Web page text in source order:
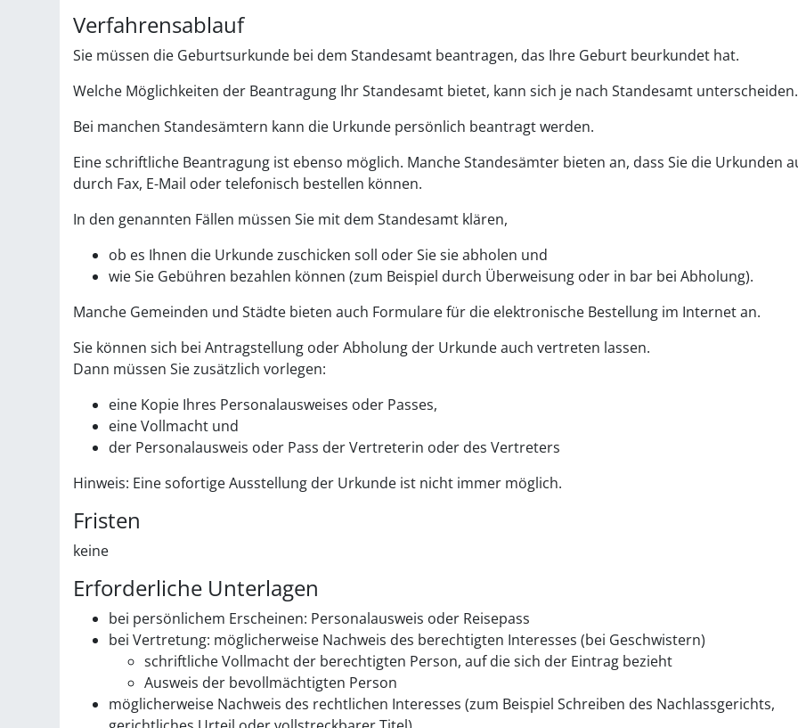
Verfahrensablauf
Sie müssen die Geburtsurkunde bei dem Standesamt beantragen, das Ihre Geburt beurkundet hat.
Welche Möglichkeiten der Beantragung Ihr Standesamt bietet, kann sich je nach Standesamt unterscheiden.
Bei manchen Standesämtern kann die Urkunde persönlich beantragt werden.
Eine schriftliche Beantragung ist ebenso möglich. Manche Standesämter bieten an, dass Sie die Urkunden
durch Fax, E-Mail oder telefonisch bestellen können.
In den genannten Fällen müssen Sie mit dem Standesamt klären,
ob es Ihnen die Urkunde zuschicken soll oder Sie sie abholen und
wie Sie Gebühren bezahlen können (zum Beispiel durch Überweisung oder in bar bei Abholung).
Manche Gemeinden und Städte bieten auch Formulare für die elektronische Bestellung im Internet an.
Sie können sich bei Antragstellung oder Abholung der Urkunde auch vertreten lassen.
Dann müssen Sie zusätzlich vorlegen:
eine Kopie Ihres Personalausweises oder Passes,
eine Vollmacht und
der Personalausweis oder Pass der Vertreterin oder des Vertreters
Hinweis: Eine sofortige Ausstellung der Urkunde ist nicht immer möglich.
Fristen
keine
Erforderliche Unterlagen
bei persönlichem Erscheinen: Personalausweis oder Reisepass
bei Vertretung: möglicherweise Nachweis des berechtigten Interesses (bei Geschwistern)
schriftliche Vollmacht der berechtigten Person, auf die sich der Eintrag bezieht
Ausweis der bevollmächtigten Person
möglicherweise Nachweis des rechtlichen Interesses (zum Beispiel Schreiben des Nachlassgerichts,